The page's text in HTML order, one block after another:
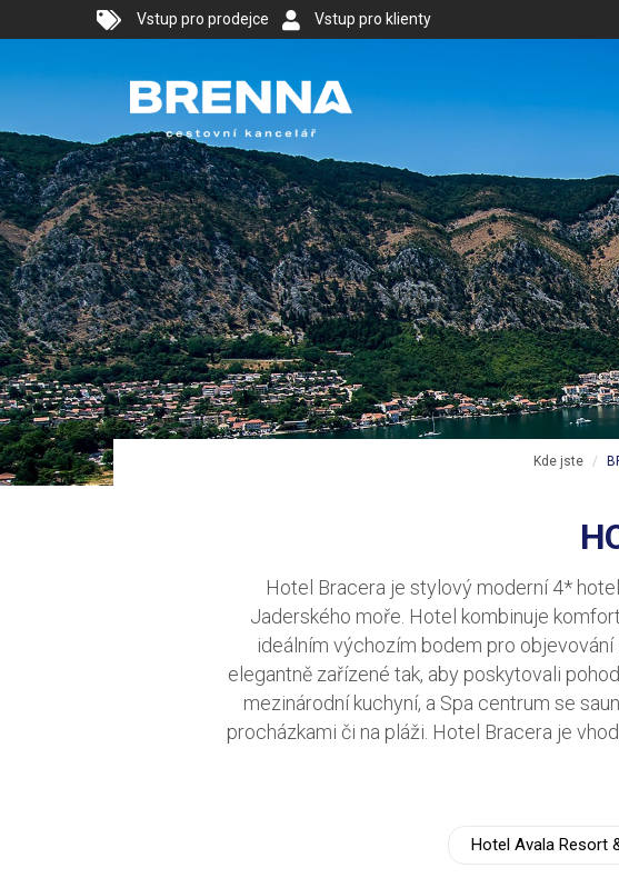
Vstup pro prodejce Vstup pro klienty
Kde jste
Hotel Bracera je stylový moderní 4*
Jaderského moře. Hotel kombinuje
ideálním výchozím bodem pro
elegantně zařízené tak, aby poskytovali
mezinárodní kuchyní, a Spa centrum se
procházkami či na pláži. Hotel Bracera je
Hotel Avala Resort